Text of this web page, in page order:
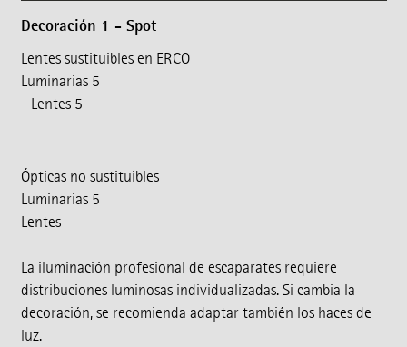
Decoración 1 - Spot
Lentes sustituibles en ERCO
Luminarias 5
Lentes 5
Ópticas no sustituibles
Luminarias 5
Lentes -
La iluminación profesional de escaparates requiere
distribuciones luminosas individualizadas. Si cambia la
decoración, se recomienda adaptar también los haces de
luz.